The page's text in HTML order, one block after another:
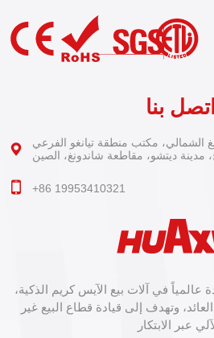
عالمياً في آلات بيع الآيس كريم الذكية،
وتهدف إلى قيادة قطاع البيع غير
اتصل بنا
مدينة ديتشو، مقاطعة شاندونغ، الصين
+86 19953410321